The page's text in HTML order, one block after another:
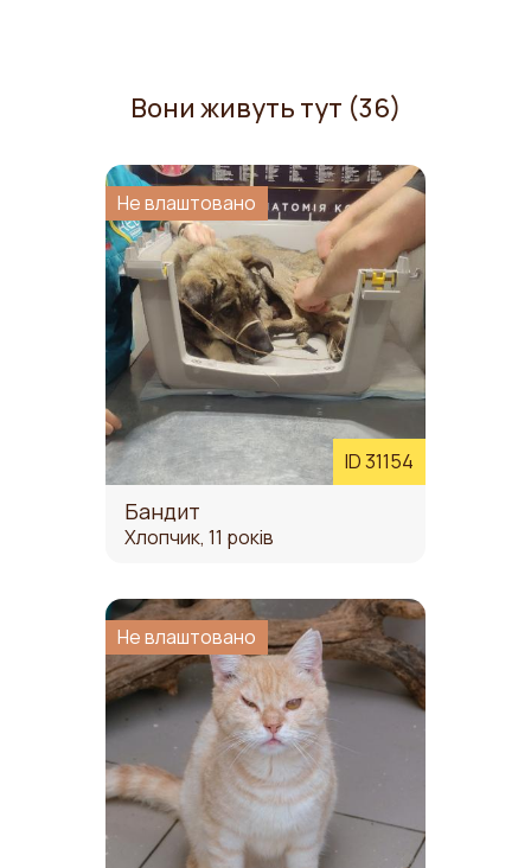
Вони живуть тут (36)
ID 31154
Не влаштовано
Бандит
Хлопчик, 11 років
Не влаштовано